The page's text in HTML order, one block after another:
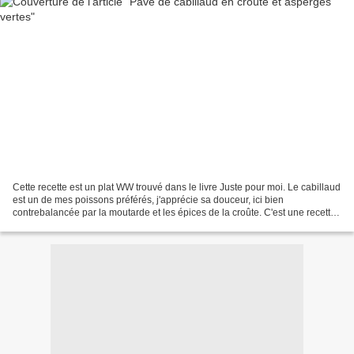
Cette recette est un plat WW trouvé dans le livre Juste pour moi. Le cabillaud
est un de mes poissons préférés, j'apprécie sa douceur, ici bien
contrebalancée par la moutarde et les épices de la croûte. C'est une recette